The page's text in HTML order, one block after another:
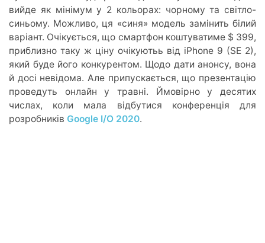
вийде як мінімум у 2 кольорах: чорному та світло-
синьому. Можливо, ця «синя» модель замінить білий
варіант. Очікується, що смартфон коштуватиме $ 399,
приблизно таку ж ціну очікуютьь від iPhone 9 (SE 2),
який буде його конкурентом. Щодо дати анонсу, вона
й досі невідома. Але припускається, що презентацію
проведуть онлайн у травні. Ймовірно у десятих
числах, коли мала відбутися конференція для
розробників Google I/O 2020.